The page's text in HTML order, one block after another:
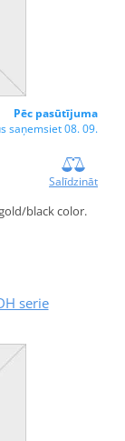
Pēc pasūtījuma
saņemsiet 08. 09.
Salīdzināt
black color.
serie